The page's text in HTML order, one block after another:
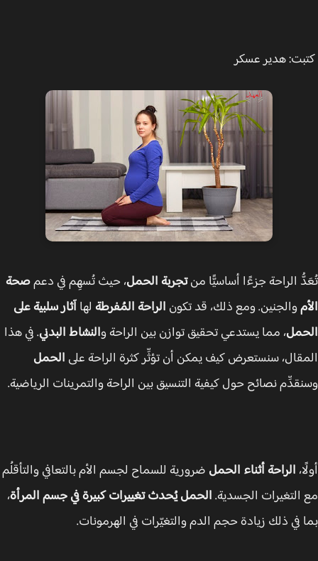
هدير عسكر
الراحة جزءًا أساسيًّا منتجربة الحمل، حيث تُسهِم في دعمصحة
والجنين. ومع ذلك، قد تكونالراحة المُفرطةلهاآثار سلبية على
، مما يستدعي تحقيق توازن بين الراحة والنشاط البدني. في هذا
سنستعرض كيف يمكن أن تؤثِّر كثرة الراحة علىالحمل
نصائح حول كيفية التنسيق بين الراحة والتمرينات الرياضية.
الراحة أثناء الحملضرورية للسماح لجسم الأم بالتعافي والتأقلُم
الجسدية.الحمل يُحدث تغييرات كبيرة في جسم المرأة،
في ذلك زيادة حجم الدم والتغيّرات في الهرمونات.